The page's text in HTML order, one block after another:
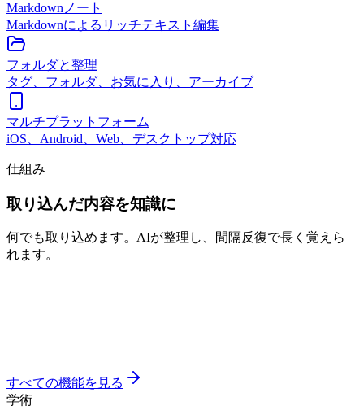
Markdownノート
Markdownによるリッチテキスト編集
フォルダと整理
タグ、フォルダ、お気に入り、アーカイブ
マルチプラットフォーム
iOS、Android、Web、デスクトップ対応
仕組み
取り込んだ内容を知識に
何でも取り込めます。AIが整理し、間隔反復で長く覚えら
れます。
すべての機能を見る
学術